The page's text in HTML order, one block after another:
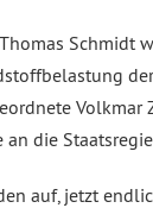
Schmidt
an die
auf, jetzt